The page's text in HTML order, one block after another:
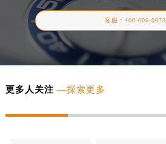
客服：400-006-0073
更多人关注 —探索更多